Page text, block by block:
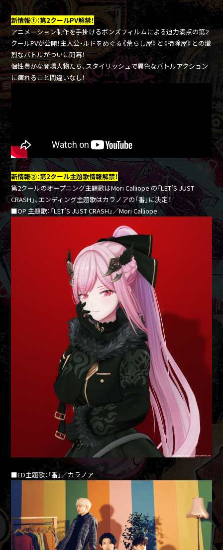
新情報①：第2クールPV解禁！
アニメーション制作を手掛けるボンズフィルムによる迫力満点の第2
クールPVが公開！主人公・ルドをめぐる《荒らし屋》と《掃除屋》との熾
烈なバトルがついに開幕！
個性豊かな登場人物たち、スタイリッシュで異色なバトルアクション
に痺れること間違いなし！
新情報②：第2クール主題歌情報解禁！
第2クールのオープニング主題歌はMori Calliope の「LET’S JUST
CRASH」、エンディング主題歌はカラノアの「番」に決定！
■OP 主題歌：「LET’S JUST CRASH」／Mori Calliope
■ED主題歌：「番」／カラノア